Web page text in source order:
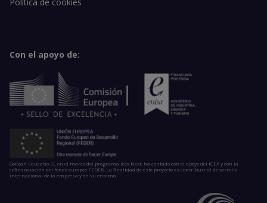
Con el apoyo de:
GoKoan Educatio SL en el marco del programa Icex Next, ha contado con el apoyo del ICEX y con la
cofinanciación del fondo europeo FEDER. La finalidad de este proyecto es contribuir al desarrollo
internacional de la empresa y de su entorno.